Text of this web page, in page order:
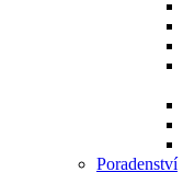
Poradenství